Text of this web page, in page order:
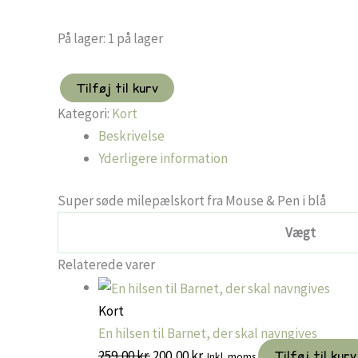
På lager: 1 på lager
Milepælskort
-
Tilføj til kurv
Kategori: Kort
Beskrivelse
Yderligere information
Super søde milepælskort fra Mouse & Pen i blå
Vægt
Relaterede varer
Kort
En hilsen til Barnet, der skal navngives